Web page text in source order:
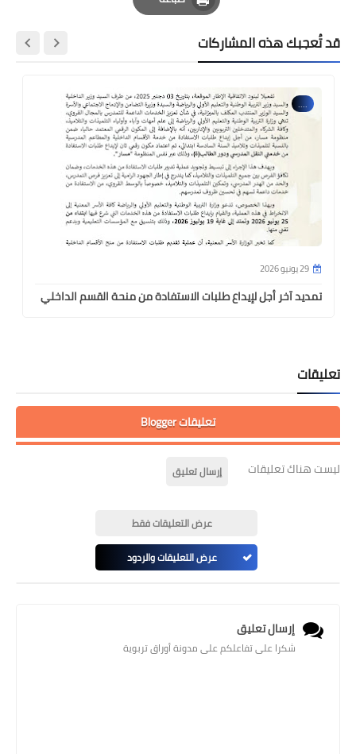
Print
قد تُعجبك هذه المشاركات
....
29 يونيو 2026
تمديد آخر أجل لإيداع طلبات الاستفادة من منحة القسم الداخلي
تعليقات
تعليقات Blogger
ليست هناك تعليقات إرسال تعليق
عرض التعليقات فقط
عرض التعليقات والردود
إرسال تعليق
شكرا على تفاعلكم على مدونة أوراق تربوية